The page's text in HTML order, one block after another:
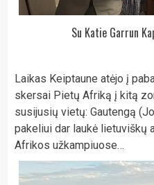
Su Katie Garrun
Laikas Keiptaune atėjo į
skersai Pietų Afriką į kitą
susijusių vietų: Gautengą
pakeliui dar laukė lietuviškų
Afrikos užkampiuose…